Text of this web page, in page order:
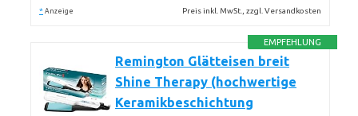
* Anzeige Preis inkl. MwSt., zzgl. Versandkosten
EMPFEHLUNG
Remington Glätteisen breit
Shine Therapy (hochwertige
Keramikbeschichtung